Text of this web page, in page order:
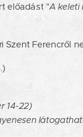
előadást "A keleti
Szent Ferencről
14-22)